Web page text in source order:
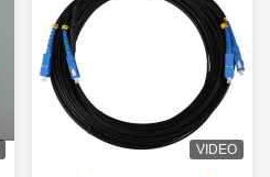
VIDEO